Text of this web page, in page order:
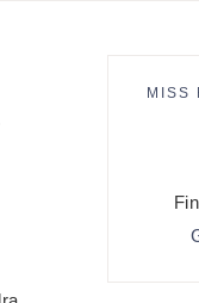
MISS